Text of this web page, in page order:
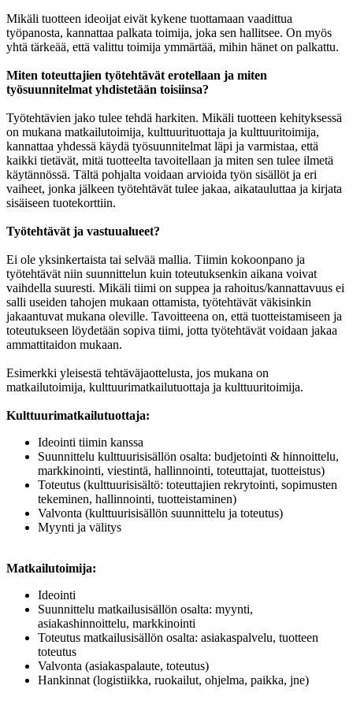
Mikäli tuotteen ideoijat eivät kykene tuottamaan vaadittua
työpanosta, kannattaa palkata toimija, joka sen hallitsee. On myös
yhtä tärkeää, että valittu toimija ymmärtää, mihin hänet on palkattu.
Miten toteuttajien työtehtävät erotellaan ja miten
työsuunnitelmat yhdistetään toisiinsa?
Työtehtävien jako tulee tehdä harkiten. Mikäli tuotteen kehityksessä
on mukana matkailutoimija, kulttuurituottaja ja kulttuuritoimija,
kannattaa yhdessä käydä työsuunnitelmat läpi ja varmistaa, että
kaikki tietävät, mitä tuotteelta tavoitellaan ja miten sen tulee ilmetä
käytännössä. Tältä pohjalta voidaan arvioida työn sisällöt ja eri
vaiheet, jonka jälkeen työtehtävät tulee jakaa, aikatauluttaa ja kirjata
sisäiseen tuotekorttiin.
Työtehtävät ja vastuualueet?
Ei ole yksinkertaista tai selvää mallia. Tiimin kokoonpano ja
työtehtävät niin suunnittelun kuin toteutuksenkin aikana voivat
vaihdella suuresti. Mikäli tiimi on suppea ja rahoitus/kannattavuus ei
salli useiden tahojen mukaan ottamista, työtehtävät väkisinkin
jakaantuvat mukana oleville. Tavoitteena on, että tuotteistamiseen ja
toteutukseen löydetään sopiva tiimi, jotta työtehtävät voidaan jakaa
ammattitaidon mukaan.
Esimerkki yleisestä tehtäväjaottelusta, jos mukana on
matkailutoimija, kulttuurimatkailutuottaja ja kulttuuritoimija.
Kulttuurimatkailutuottaja:
Ideointi tiimin kanssa
Suunnittelu kulttuurisisällön osalta: budjetointi & hinnoittelu,
markkinointi, viestintä, hallinnointi, toteuttajat, tuotteistus)
Toteutus (kulttuurisisältö: toteuttajien rekrytointi, sopimusten
tekeminen, hallinnointi, tuotteistaminen)
Valvonta (kulttuurisisällön suunnittelu ja toteutus)
Myynti ja välitys
Matkailutoimija:
Ideointi
Suunnittelu matkailusisällön osalta: myynti,
asiakashinnoittelu, markkinointi
Toteutus matkailusisällön osalta: asiakaspalvelu, tuotteen
toteutus
Valvonta (asiakaspalaute, toteutus)
Hankinnat (logistiikka, ruokailut, ohjelma, paikka, jne)